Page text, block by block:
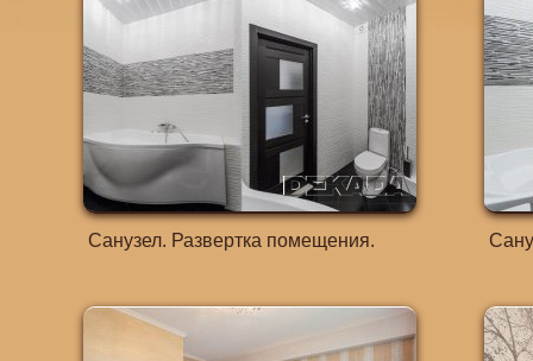
Санузел. Развертка помещения.